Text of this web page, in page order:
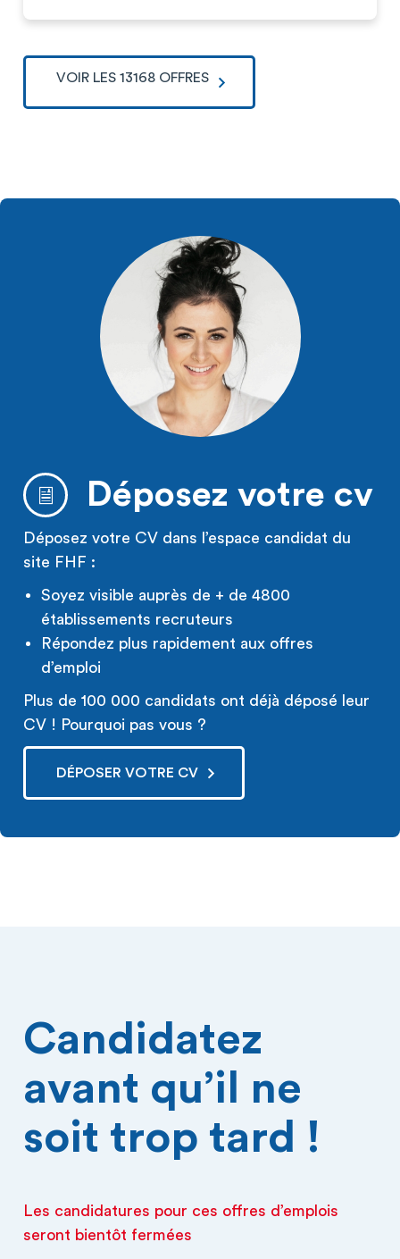
VOIR LES 13168 OFFRES
Déposez votre cv
Déposez votre CV dans l’espace candidat du
site FHF :
Soyez visible auprès de + de 4800
établissements recruteurs
Répondez plus rapidement aux offres
d’emploi
Plus de 100 000 candidats ont déjà déposé leur
CV ! Pourquoi pas vous ?
DÉPOSER VOTRE CV
Candidatez
avant qu’il ne
soit trop tard !
Les candidatures pour ces offres d’emplois
seront bientôt fermées